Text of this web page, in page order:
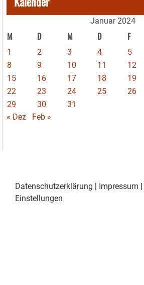
Januar 2024
M D M D F
1 2 3 4 5
8
9 10 11 12
15
16 17 18 19
22
23 24 25 26
29
30
31
« Dez
Feb »
Datenschutzerklärung Impressum
Einstellungen